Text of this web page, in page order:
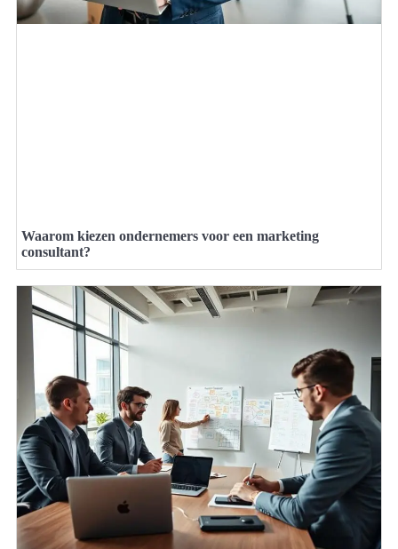
Waarom kiezen ondernemers voor een marketing
consultant?